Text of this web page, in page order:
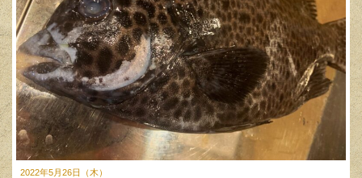
2022年5月26日（木）